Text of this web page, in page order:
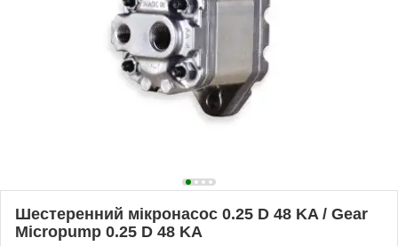
Шестеренний мікронасос 0.25 D 48 KA / Gear
Micropump 0.25 D 48 KA